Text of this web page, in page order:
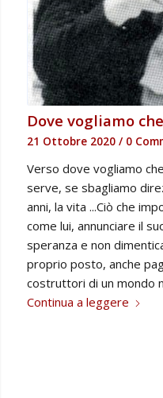
Dove vogliamo
21 Ottobre 2020 / 0
Verso dove vogliamo
serve, se sbagliamo
anni, la vita ...Ciò che
come lui, annunciare il
speranza e non
proprio posto, anche
costruttori di un mondo
Continua a leggere